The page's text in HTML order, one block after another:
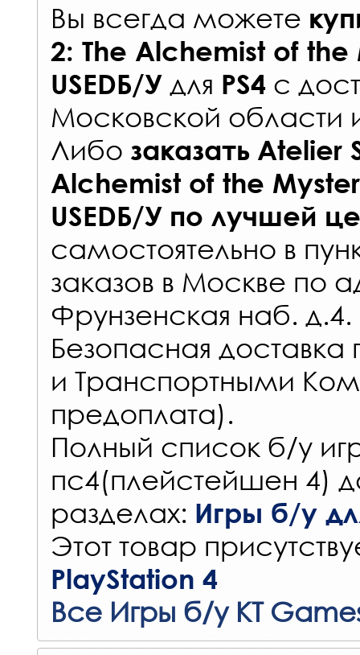
Вы всегда можете
2: The Alchemist of
USEDБ/У для PS4 с
Московской области
Либо заказать Atelier
Alchemist of the
USEDБ/У по лучшей
самостоятельно в
заказов в Москве по
Фрунзенская наб. д.4.
Безопасная
и Транспортными
предоплата).
Полный список б/у
пс4(плейстейшен 4)
разделах: Игры б/у
Этот товар
PlayStation 4
Все Игры б/у KT